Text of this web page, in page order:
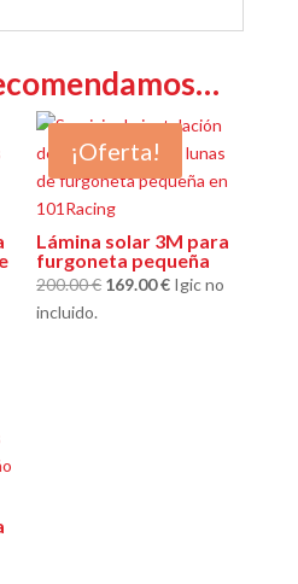
¡Oferta!
Lámina solar 3M para
furgoneta pequeña
200.00€ El
169.00€ElIgic no
incluido.